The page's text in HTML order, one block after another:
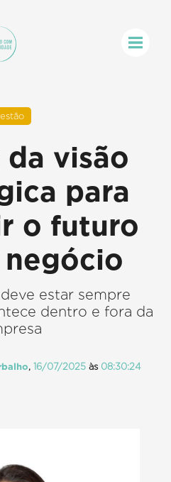
visão
para
o futuro
estar sempre
dentro e fora da
,16/07/2025 às 08:30:24